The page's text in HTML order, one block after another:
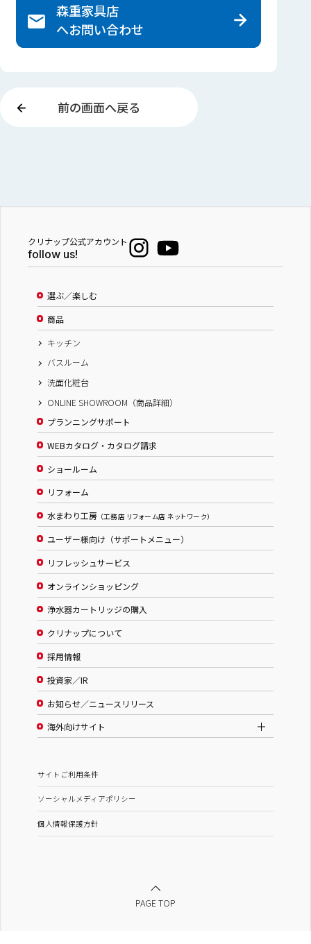
森重家具店
へお問い合わせ
前の画面へ戻る
クリナップ公式アカウント
follow us!
選ぶ／楽しむ
商品
キッチン
バスルーム
洗面化粧台
ONLINE SHOWROOM（商品詳細）
プランニングサポート
WEBカタログ・カタログ請求
ショールーム
リフォーム
水まわり工房 （工務店 リフォーム店 ネットワーク）
ユーザー様向け（サポートメニュー）
リフレッシュサービス
オンラインショッピング
浄水器カートリッジの購入
クリナップについて
採用情報
投資家／IR
お知らせ／ニュースリリース
海外向けサイト
サイトご利用条件
ソーシャルメディアポリシー
個人情報保護方針
PAGE TOP